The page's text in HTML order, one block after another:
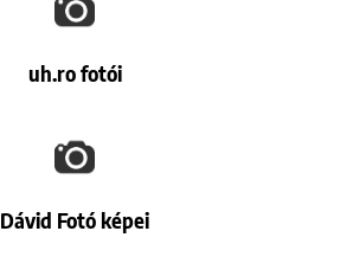
uh.ro fotói
Dávid Fotó képei